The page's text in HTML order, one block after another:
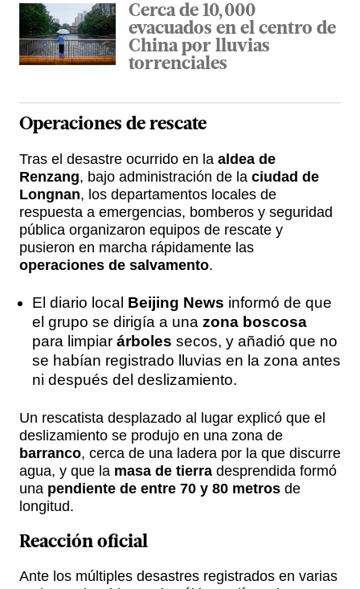
Cerca de 10,000
evacuados en el centro de
China por lluvias
torrenciales
Operaciones de rescate
Tras el desastre ocurrido en la aldea de
Renzang, bajo administración de la ciudad de
Longnan, los departamentos locales de
respuesta a emergencias, bomberos y seguridad
pública organizaron equipos de rescate y
pusieron en marcha rápidamente las
operaciones de salvamento.
El diario local Beijing News informó de que
el grupo se dirigía a una zona boscosa
para limpiar árboles secos, y añadió que no
se habían registrado lluvias en la zona antes
ni después del deslizamiento.
Un rescatista desplazado al lugar explicó que el
deslizamiento se produjo en una zona de
barranco, cerca de una ladera por la que discurre
agua, y que la masa de tierra desprendida formó
una pendiente de entre 70 y 80 metros de
longitud.
Reacción oficial
Ante los múltiples desastres registrados en varias